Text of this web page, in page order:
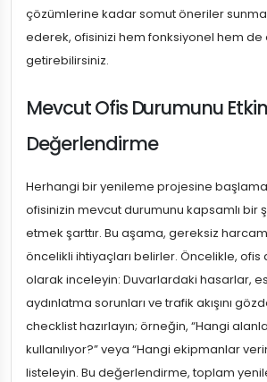
çözümlerine kadar somut öneriler
ederek, ofisinizi hem fonksiyonel hem de
getirebilirsiniz.
Mevcut Ofis Durumunu Etkin
Değerlendirme
Herhangi bir yenileme projesine
ofisinizin mevcut durumunu kapsamlı bir
etmek şarttır. Bu aşama, gereksiz
öncelikli ihtiyaçları belirler. Öncelikle, ofis
olarak inceleyin: Duvarlardaki hasarlar,
aydınlatma sorunları ve trafik akışını
checklist hazırlayın; örneğin, “Hangi
kullanılıyor?” veya “Hangi ekipmanlar
listeleyin. Bu değerlendirme, toplam